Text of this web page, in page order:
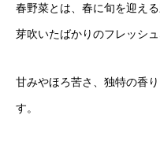
春野菜とは、春に旬を迎え
芽吹いたばかりのフレッシ
甘みやほろ苦さ、独特の香
す。